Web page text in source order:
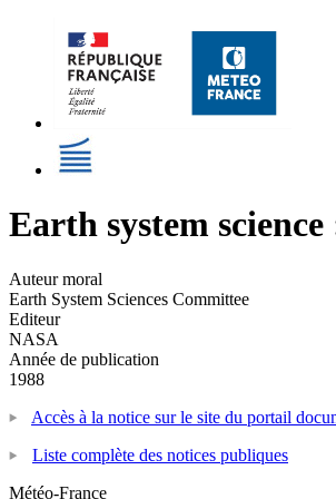
Earth system
Auteur moral
Earth System Sciences Committee
Editeur
NASA
Année de publication
1988
Accès à la notice sur le site du portail
Liste complète des notices publiques
Météo-France